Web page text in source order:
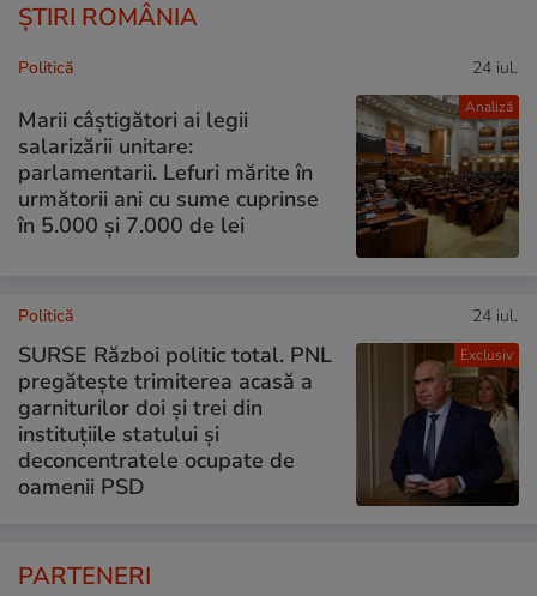
ȘTIRI ROMÂNIA
Analiză
Politică 24 iul.
Marii câștigători ai legii
salarizării unitare:
parlamentarii. Lefuri mărite în
următorii ani cu sume cuprinse
în 5.000 și 7.000 de lei
Exclusiv
Politică 24 iul.
SURSE Război politic total. PNL
pregătește trimiterea acasă a
garniturilor doi și trei din
instituțiile statului și
deconcentratele ocupate de
oamenii PSD
PARTENERI